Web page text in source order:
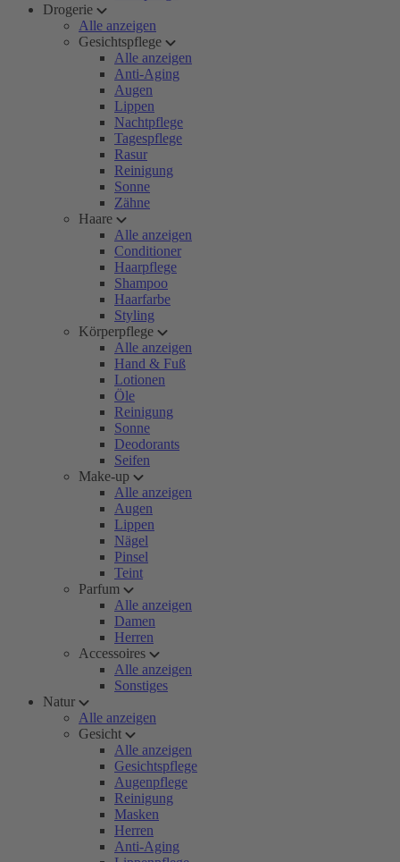
Drogerie
Alle anzeigen
Gesichtspflege
Alle anzeigen
Anti-Aging
Augen
Lippen
Nachtpflege
Tagespflege
Rasur
Reinigung
Sonne
Zähne
Haare
Alle anzeigen
Conditioner
Haarpflege
Shampoo
Haarfarbe
Styling
Körperpflege
Alle anzeigen
Hand & Fuß
Lotionen
Öle
Reinigung
Sonne
Deodorants
Seifen
Make-up
Alle anzeigen
Augen
Lippen
Nägel
Pinsel
Teint
Parfum
Alle anzeigen
Damen
Herren
Accessoires
Alle anzeigen
Sonstiges
Natur
Alle anzeigen
Gesicht
Alle anzeigen
Gesichtspflege
Augenpflege
Reinigung
Masken
Herren
Anti-Aging